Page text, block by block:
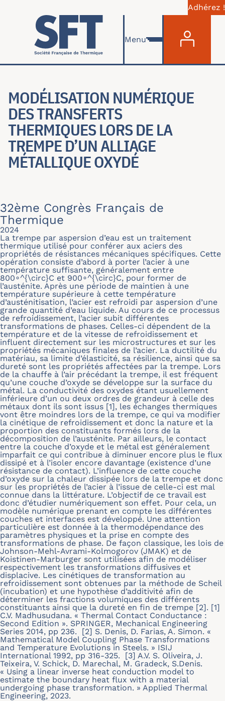
Aller au contenu principal
Adhérez !
Menu
MODÉLISATION NUMÉRIQUE
DES TRANSFERTS
THERMIQUES LORS DE LA
TREMPE D’UN ALLIAGE
MÉTALLIQUE OXYDÉ
32ème Congrès Français de
Thermique
2024
La trempe par aspersion d’eau est un traitement
thermique utilisé pour conférer aux aciers des
propriétés de résistances mécaniques spécifiques. Cette
opération consiste d’abord à porter l’acier à une
température suffisante, généralement entre
800∘^{\circ}C et 900∘^{\circ}C, pour former de
l’austénite. Après une période de maintien à une
température supérieure à cette température
d’austénitisation, l’acier est refroidi par aspersion d’une
grande quantité d’eau liquide. Au cours de ce processus
de refroidissement, l’acier subit différentes
transformations de phases. Celles-ci dépendent de la
température et de la vitesse de refroidissement et
influent directement sur les microstructures et sur les
propriétés mécaniques finales de l’acier. La ductilité du
matériau, sa limite d’élasticité, sa résilience, ainsi que sa
dureté sont les propriétés affectées par la trempe. Lors
de la chauffe à l’air précédant la trempe, il est fréquent
qu’une couche d’oxyde se développe sur la surface du
métal. La conductivité des oxydes étant usuellement
inférieure d’un ou deux ordres de grandeur à celle des
métaux dont ils sont issus [1], les échanges thermiques
vont être moindres lors de la trempe, ce qui va modifier
la cinétique de refroidissement et donc la nature et la
proportion des constituants formés lors de la
décomposition de l’austénite. Par ailleurs, le contact
entre la couche d’oxyde et le métal est généralement
imparfait ce qui contribue à diminuer encore plus le flux
dissipé et à l’isoler encore davantage (existence d’une
résistance de contact). L’influence de cette couche
d’oxyde sur la chaleur dissipée lors de la trempe et donc
sur les propriétés de l’acier à l’issue de celle-ci est mal
connue dans la littérature. L’objectif de ce travail est
donc d’étudier numériquement son effet. Pour cela, un
modèle numérique prenant en compte les différentes
couches et interfaces est développé. Une attention
particulière est donnée à la thermodépendance des
paramètres physiques et la prise en compte des
transformations de phase. De façon classique, les lois de
Johnson-Mehl-Avrami-Kolmogorov (JMAK) et de
Koistinen-Marburger sont utilisées afin de modéliser
respectivement les transformations diffusives et
displacive. Les cinétiques de transformation au
refroidissement sont obtenues par la méthode de Scheil
(incubation) et une hypothèse d’additivité afin de
déterminer les fractions volumiques des différents
constituants ainsi que la dureté en fin de trempe [2]. [1]
C.V. Madhusudana. « Thermal Contact Conductance :
Second Edition ». SPRINGER, Mechanical Engineering
Series 2014, pp 236. [2] S. Denis, D. Farias, A. Simon. «
Mathematical Model Coupling Phase Transformations
and Temperature Evolutions in Steels. » ISIJ
International 1992, pp 316-325. [3] A.V. S. Oliveira, J.
Teixeira, V. Schick, D. Marechal, M. Gradeck, S.Denis.
« Using a linear inverse heat conduction model to
estimate the boundary heat flux with a material
undergoing phase transformation. » Applied Thermal
Engineering, 2023.